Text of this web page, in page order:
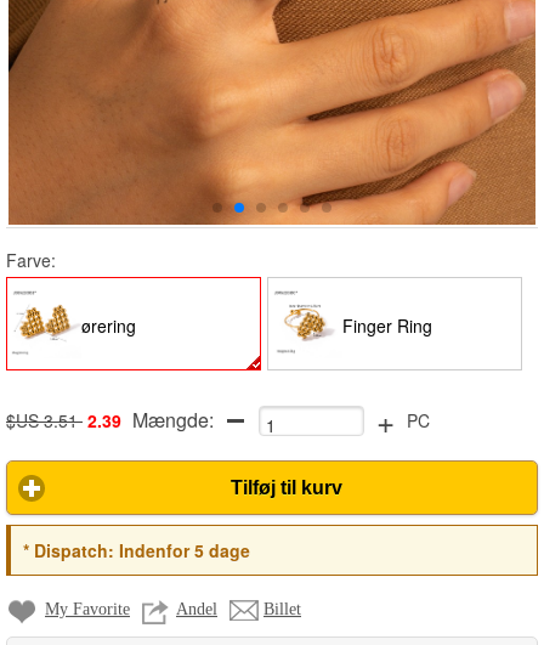
Farve:
ørering Finger Ring
$US 3.51 2.39 Mængde: + PC
Tilføj til kurv
*Dispatch: Indenfor 5 dage
My Favorite Andel Billet